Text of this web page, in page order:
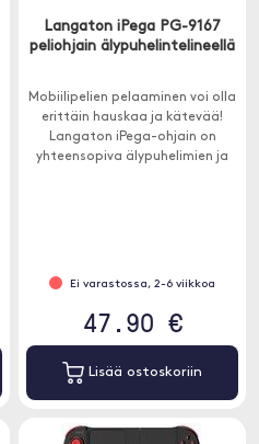
Langaton iPega PG-9167
peliohjain älypuhelintelineellä
Mobiilipelien pelaaminen voi olla
erittäin hauskaa ja kätevää!
Langaton iPega-ohjain on
yhteensopiva älypuhelimien ja
Ei varastossa, 2-6 viikkoa
47.90 €
Lisää ostoskoriin